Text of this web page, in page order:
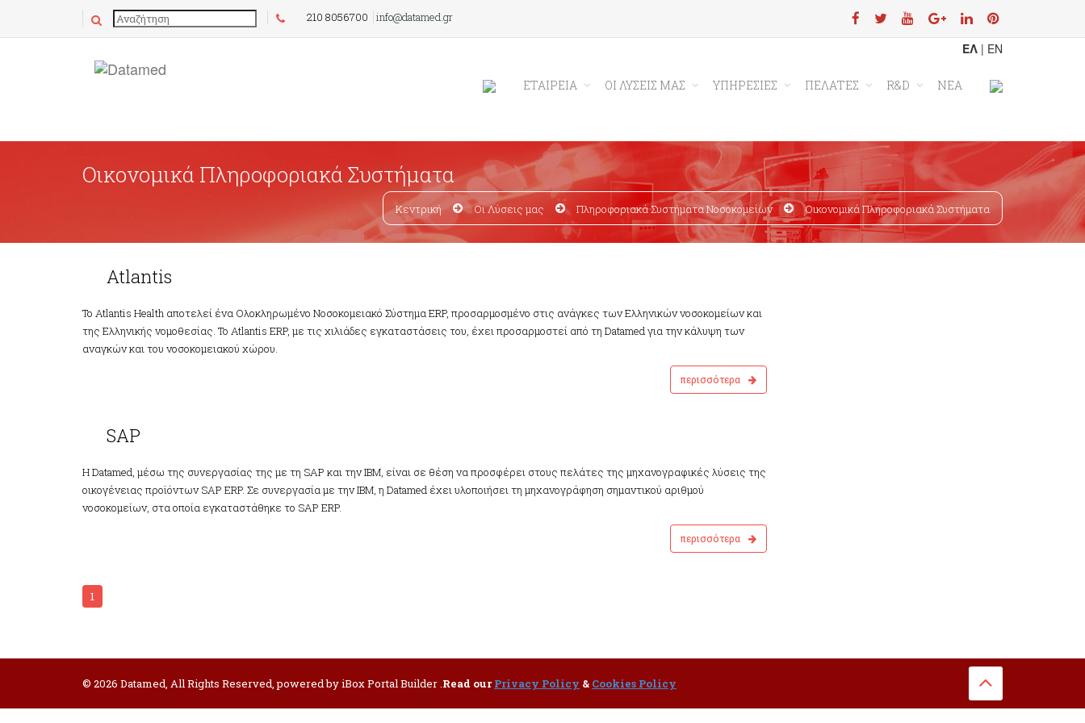
210 8056700 info@datamed.gr
ΕΛ | EN
ΕΤΑΙΡΕΙΑ ΟΙ ΛΥΣΕΙΣ ΜΑΣ ΥΠΗΡΕΣΙΕΣ ΠΕΛΑΤΕΣ R&D ΝΕΑ
Οικονομικά Πληροφοριακά Συστήματα
Κεντρική Οι Λύσεις μας Πληροφοριακά Συστήματα Νοσοκομείων Οικονομικά Πληροφοριακά Συστήματα
Atlantis
Atlantis
Το Atlantis Health αποτελεί ένα Ολοκληρωμένο Νοσοκομειακό Σύστημα ERP, προσαρμοσμένο στις ανάγκες των Ελληνικών νοσοκομείων και
της Ελληνικής νομοθεσίας. Το Atlantis ERP, με τις χιλιάδες εγκαταστάσεις του, έχει προσαρμοστεί από τη Datamed για την κάλυψη των
αναγκών και του νοσοκομειακού χώρου.
περισσότερα
SAP
Η Datamed, μέσω της συνεργασίας της με τη SAP και την ΙΒΜ, είναι σε θέση να προσφέρει στους πελάτες της μηχανογραφικές λύσεις της
οικογένειας προϊόντων SAP ERP. Σε συνεργασία με την ΙΒΜ, η Datamed έχει υλοποιήσει τη μηχανογράφηση σημαντικού αριθμού
νοσοκομείων, στα οποία εγκαταστάθηκε το SAP ERP.
περισσότερα
1
© 2026 Datamed, All Rights Reserved, powered by iBox Portal Builder .Read ourPrivacy Policy & Cookies Policy